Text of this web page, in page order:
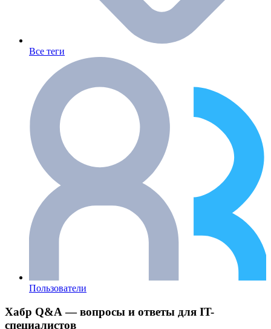
Все теги
Пользователи
Хабр Q&A — вопросы и ответы для IT-
специалистов